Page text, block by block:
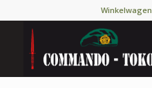
Winkelwagen